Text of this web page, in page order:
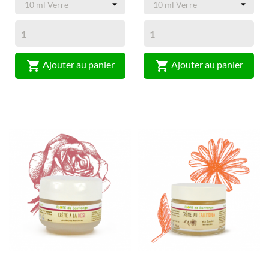
 Ajouter au panier  Ajouter au panier